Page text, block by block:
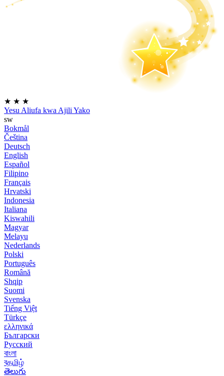
★ ★ ★
Yesu Aliufa kwa Ajili Yako
sw
Bokmål
Čeština
Deutsch
English
Español
Filipino
Français
Hrvatski
Indonesia
Italiana
Kiswahili
Magyar
Melayu
Nederlands
Polski
Português
Română
Shqip
Suomi
Svenska
Tiếng Việt
Türkçe
ελληνικά
Български
Русский
বাংলা
বதமிழ்
తెలుగు